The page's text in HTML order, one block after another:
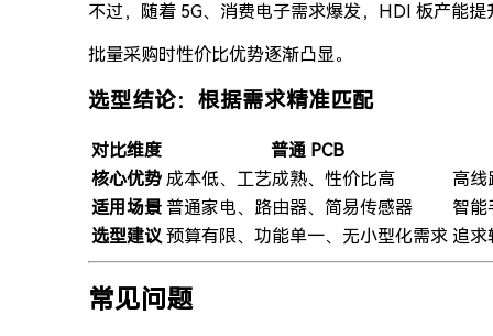
不过，随着 5G、消费电子需求爆发，HDI 板产能
批量采购时性价比优势逐渐凸显。
选型结论：根据需求精准匹配
对比维度
普通 PCB
核心优势 成本低、工艺成熟、性价比高
高线
适用场景 普通家电、路由器、简易传感器
智能
选型建议 预算有限、功能单一、无小型化需求 追求
常见问题